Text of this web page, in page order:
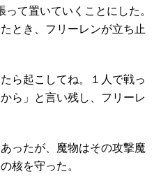
て置いていくことにした。
とき、フリーレンが立ち止
ら起こしてね。１人で戦っ
ら」と言い残し、フリーレ
ったが、魔物はその攻撃魔
核を守った。